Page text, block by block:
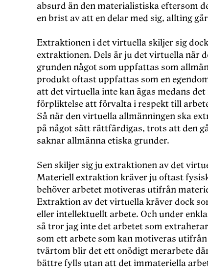
absurd än den materialistiska eftersom
en brist av att en delar med sig, allting
Extraktionen i det virtuella skiljer sig
extraktionen. Dels är ju det virtuella när
grunden något som uppfattas som
produkt oftast uppfattas som en
att det virtuella inte kan ägas medans
förpliktelse att förvalta i respekt till
Så när den virtuella allmänningen ska
på något sätt rättfärdigas, trots att den
saknar allmänna etiska grunder.
Sen skiljer sig ju extraktionen av det
Materiell extraktion kräver ju oftast
behöver arbetet motiveras utifrån
Extraktion av det virtuella kräver dock
eller intellektuellt arbete. Och under
så tror jag inte det arbetet som
som ett arbete som kan motiveras
tvärtom blir det ett onödigt merarbete
bättre fylls utan att det immateriella